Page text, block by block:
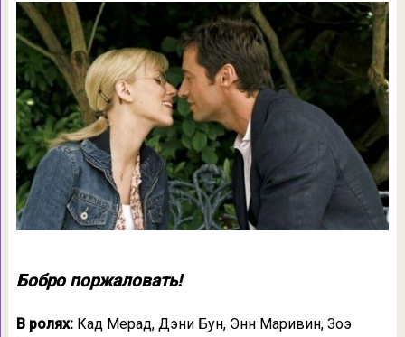
Бобро поржаловать!
В ролях:Кад Мерад, Дэни Бун, Энн Маривин, Зоэ